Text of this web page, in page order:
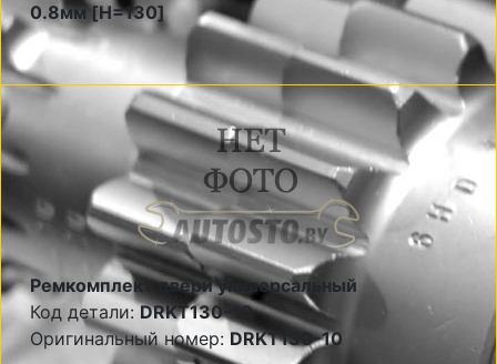
0.8мм [H=130]
Ремкомплект двери универсальный
Код детали:DRKT130-10
Оригинальный номер: DRKT130-10